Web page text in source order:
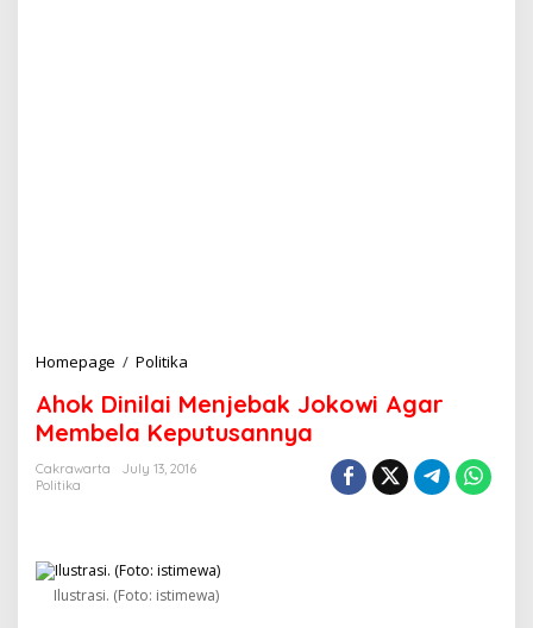
Homepage / Politika
o
k
D
i
i
M
Ahok Dinilai Menjebak Jokowi Agar
Membela Keputusannya
Cakrawarta
July 13, 2016
Politika
Ilustrasi. (Foto: istimewa)